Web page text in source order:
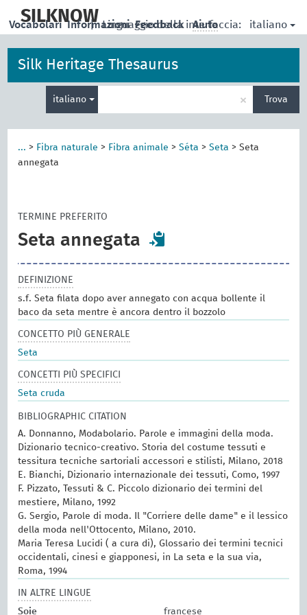
main
SILKNOW
| Linguaggio della interfaccia: italiano
Vocabolari Informazioni Feedback Aiuto
Silk Heritage Thesaurus
italiano
per
la
× Trova
... > Fibra naturale > Fibra animale >Séta >Seta >Seta
annegata
TERMINE PREFERITO
Seta annegata
DEFINIZIONE
s.f. Seta filata dopo aver annegato con acqua bollente il
baco da seta mentre è ancora dentro il bozzolo
CONCETTO PIÙ GENERALE
Seta
CONCETTI PIÙ SPECIFICI
Seta cruda
BIBLIOGRAPHIC CITATION
A. Donnanno, Modabolario. Parole e immagini della moda.
Dizionario tecnico-creativo. Storia del costume tessuti e
tessitura tecniche sartoriali accessori e stilisti, Milano, 2018
E. Bianchi, Dizionario internazionale dei tessuti, Como, 1997
F. Pizzato, Tessuti & C. Piccolo dizionario dei termini del
mestiere, Milano, 1992
G. Sergio, Parole di moda. Il "Corriere delle dame" e il lessico
della moda nell'Ottocento, Milano, 2010.
Maria Teresa Lucidi ( a cura di), Glossario dei termini tecnici
occidentali, cinesi e giapponesi, in La seta e la sua via,
Roma, 1994
IN ALTRE LINGUE
Soie
francese